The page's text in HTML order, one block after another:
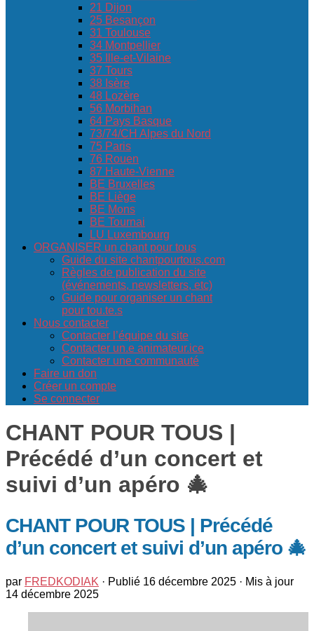
21 Dijon
25 Besançon
31 Toulouse
34 Montpellier
35 Ille-et-Vilaine
37 Tours
38 Isère
48 Lozère
56 Morbihan
64 Pays Basque
73/74/CH Alpes du Nord
75 Paris
76 Rouen
87 Haute-Vienne
BE Bruxelles
BE Liège
BE Mons
BE Tournai
LU Luxembourg
ORGANISER un chant pour tous
Guide du site chantpourtous.com
Règles de publication du site
(événements, newsletters, etc)
Guide pour organiser un chant
pour tou.te.s
Nous contacter
Contacter l’équipe du site
Contacter un.e animateur.ice
Contacter une communauté
Faire un don
Créer un compte
Se connecter
CHANT POUR TOUS |
Précédé d’un concert et
suivi d’un apéro 🎄
CHANT POUR TOUS | Précédé
d’un concert et suivi d’un apéro 🎄
par FREDKODIAK · Publié 16 décembre 2025 · Mis à jour
14 décembre 2025